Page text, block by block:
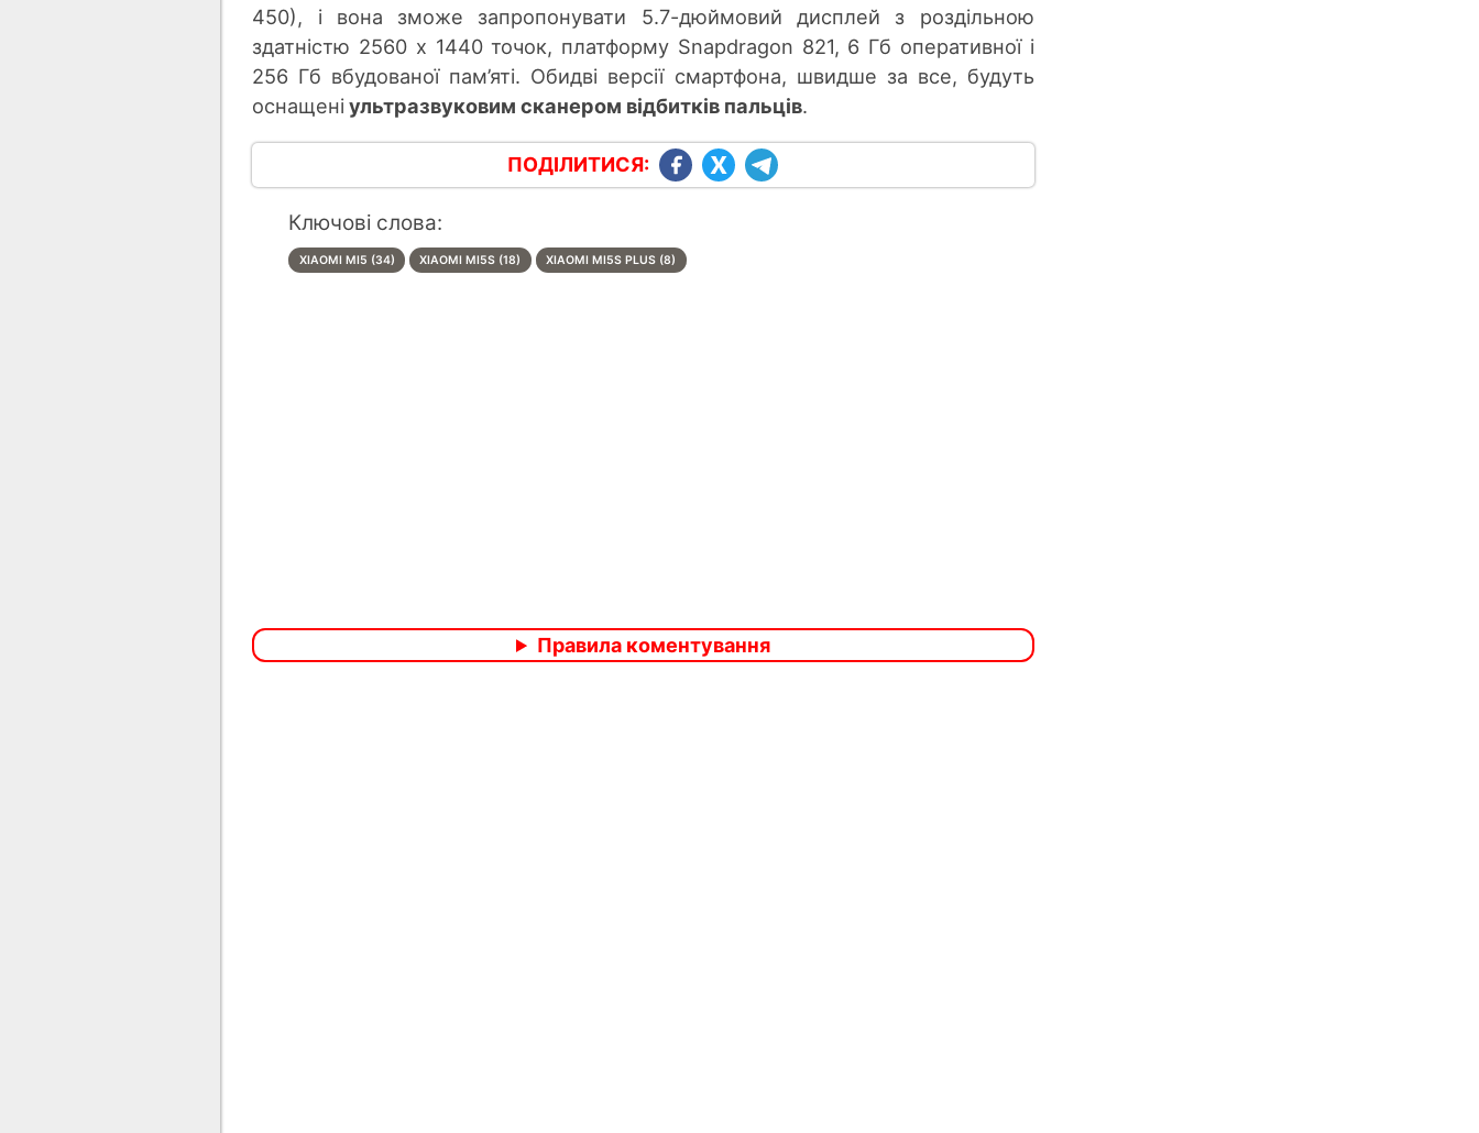
450), і вона зможе запропонувати 5.7-дюймовий дисплей з роздільною
здатністю 2560 х 1440 точок, платформу Snapdragon 821, 6 Гб оперативної і
256 Гб вбудованої пам’яті. Обидві версії смартфона, швидше за все, будуть
оснащеніультразвуковим сканером відбитків пальців.
ПОДІЛИТИСЯ:
Ключові слова:
XIAOMI MI5 (34) XIAOMI MI5S (18) XIAOMI MI5S PLUS (8)
Правила коментування